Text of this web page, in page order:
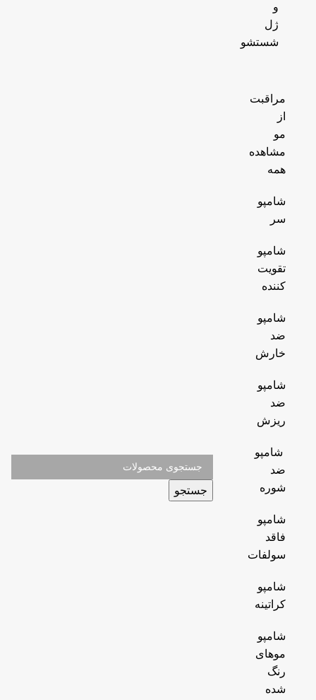
و
ژل
شستشو
مراقبت
از
مو
مشاهده
همه
شامپو
سر
شامپو
تقویت
کننده
شامپو
ضد
خارش
شامپو
ضد
ریزش
شامپو
ضد
شوره
شامپو
فاقد
سولفات
شامپو
کراتینه
شامپو
موهای
رنگ
شده
جستجو